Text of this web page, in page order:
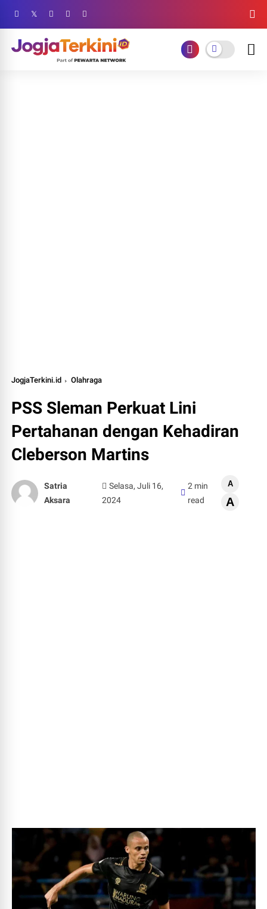
JogjaTerkini.id Olahraga
PSS Sleman Perkuat Lini
Pertahanan dengan Kehadiran
Cleberson Martins
Satria
Aksara
Selasa, Juli 16,
2024
2 min
read
A
A